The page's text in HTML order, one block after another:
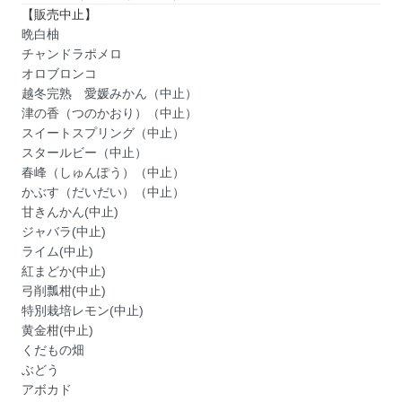
【販売中止】
晩白柚
チャンドラポメロ
オロブロンコ
越冬完熟 愛媛みかん（中止）
津の香（つのかおり）（中止）
スイートスプリング（中止）
スタールビー（中止）
春峰（しゅんぽう）（中止）
かぶす（だいだい）（中止）
甘きんかん(中止)
ジャバラ(中止)
ライム(中止)
紅まどか(中止)
弓削瓢柑(中止)
特別栽培レモン(中止)
黄金柑(中止)
くだもの畑
ぶどう
アボカド